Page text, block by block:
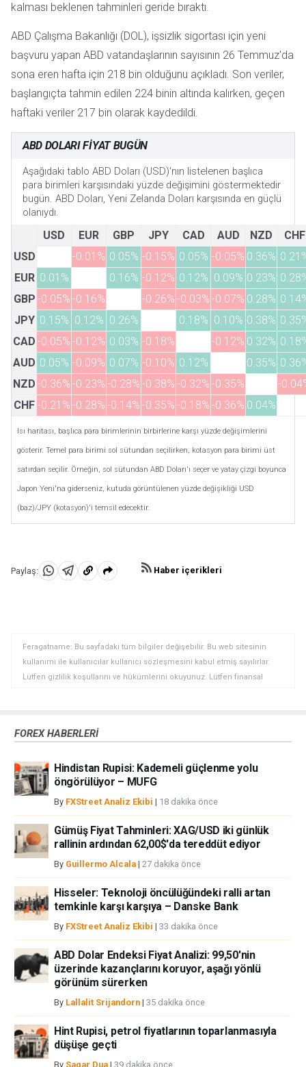
kalması beklenen tahminleri geride bıraktı.
ABD Çalışma Bakanlığı (DOL), işsizlik sigortası için yeni
başvuru yapan ABD vatandaşlarının sayısının 26 Temmuz'da
sona eren hafta için 218 bin olduğunu açıkladı. Son veriler,
başlangıçta tahmin edilen 224 binin altında kalırken, geçen
haftaki veriler 217 bin olarak kaydedildi.
ABD DOLARI FİYAT BUGÜN
Aşağıdaki tablo ABD Doları (USD)'nın listelenen başlıca
para birimleri karşısındaki yüzde değişimini göstermektedir
bugün. ABD Doları, Yeni Zelanda Doları karşısında en güçlü
olanıydı.
USD EUR GBP JPY CAD AUD NZD
CHF
USD
-0.01% 0.05% -0.15% 0.05% -0.05% 0.36%
EUR 0.01% 0.16% -0.12% 0.12% 0.09% 0.23%
GBP -0.05% -0.16% -0.26% -0.03% -0.07% 0.28%
JPY 0.15% 0.12% 0.26% 0.18% 0.10% 0.38%
CAD -0.05% -0.12% 0.03% -0.18% -0.12% 0.32%
AUD 0.05% -0.09% 0.07% -0.10% 0.12% 0.35%
NZD -0.36% -0.23% -0.28% -0.38% -0.32% -0.35%
-
CHF -0.21% -0.28% -0.14% -0.35% -0.18% -0.36% 0.04%
Isı haritası, başlıca para birimlerinin birbirlerine karşı yüzde değişimlerini
gösterir. Temel para birimi sol sütundan seçilirken, kotasyon para birimi üst
satırdan seçilir. Örneğin, sol sütundan ABD Doları'ı seçer ve yatay çizgi boyunca
Japon Yeni'na giderseniz, kutuda görüntülenen yüzde değişikliği USD
(baz)/JPY (kotasyon)'i temsil edecektir.
Paylaş:
WhatsApp'da
Telegram'da
Panoya
Haber içerikleri
Feragatname: Bu sayfadaki tüm bilgiler değişebilir. Bu web sitesinin
kullanımı ile kullanıcılar kullanıcı sözleşmesini kabul etmiş sayılırlar.
Lütfen gizlilik koşullarını ve hükümlerini okuyunuz. Lütfen finansal
bir alan olmayabilir. Diğer finansal araçlar içinden döviz ticaretini tercih
iştahınızı dikkatlice gözden geçiriniz. FXStreet’de ifade edilen görüşler
bireysel yazarlara aittir, fxstreet.com veya yönetimin görüşlerini ifade
etmemektedir. Bilgilerde hatalar yada eksikler bulunabilir. FXStreet
FXStreet’de verilen herhangi bir görüş, haber, araştırma, analiz, fiyatlar
veya fxstreet.comtarafından bu sitede yayınlanan bilgiler çalışanlar,
ortaklar yada katkıda bulunanlar tarafından genel piyasa yorumu olarak
bilgilerin kullanımı nedeniyle doğrudan yada dolaylı olarak ortaya
çıkabilecek herhangi bir kar kaybı herhangi bir sınırlama olmaksızın
herhangi bir kayıp ya da hasar için sorumluluk kabul etmemektedir.
FOREX HABERLERİ
Hindistan Rupisi: Kademeli güçlenme yolu
öngörülüyor – MUFG
By FXStreet Analiz Ekibi | 18 dakika önce
Gümüş Fiyat Tahminleri: XAG/USD iki günlük
rallinin ardından 62,00$'da tereddüt ediyor
By Guillermo Alcala | 27 dakika önce
Hisseler: Teknoloji öncülüğündeki ralli artan
temkinle karşı karşıya – Danske Bank
By FXStreet Analiz Ekibi | 33 dakika önce
ABD Dolar Endeksi Fiyat Analizi: 99,50'nin
üzerinde kazançlarını koruyor, aşağı yönlü
görünüm sürerken
By Lallalit Srijandorn | 35 dakika önce
Hint Rupisi, petrol fiyatlarının toparlanmasıyla
düşüşe geçti
By Sagar Dua | 39 dakika önce